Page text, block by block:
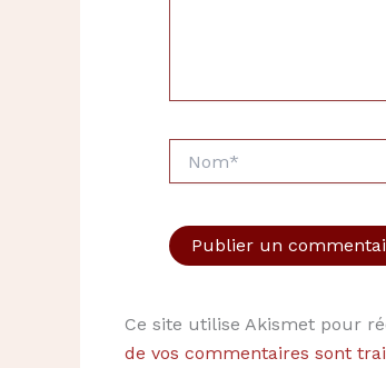
Ce site utilise Akismet pour
de vos commentaires sont